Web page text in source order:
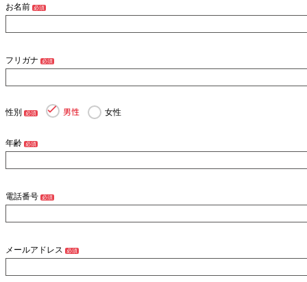
お名前 必須
フリガナ 必須
性別 必須 男性 女性
年齢 必須
電話番号 必須
メールアドレス 必須